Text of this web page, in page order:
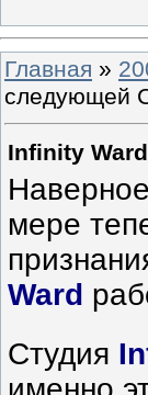
Главная »
следующей
Infinity
мере
Ward
Студия